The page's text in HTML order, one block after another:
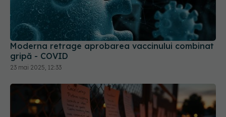
Moderna retrage aprobarea vaccinului combinat
gripă - COVID
23 mai 2025, 12:33